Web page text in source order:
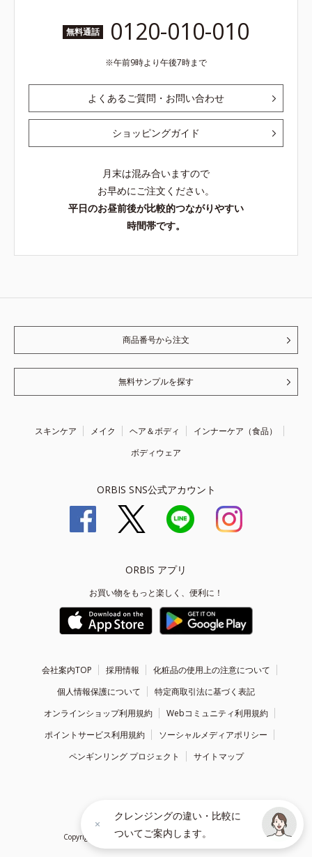
無料通話 0120-010-010
午前9時より午後7時まで
よくあるご質問・お問い合わせ
ショッピングガイド
月末は混み合いますので
お早めにご注文ください。
平日のお昼前後が比較的つながりやすい
時間帯です。
商品番号から注文
無料サンプルを探す
スキンケア メイク ヘア＆ボディ
インナーケア（食品）
ボディウェア
ORBIS SNS公式アカウント
ORBIS アプリ
お買い物をもっと楽しく、便利に！
会社案内TOP 採用情報
化粧品の使用上の注意について
個人情報保護について
特定商取引法に基づく表記
オンラインショップ利用規約
Webコミュニティ利用規約
ポイントサービス利用規約
ソーシャルメディアポリシー
ペンギンリング プロジェクト
サイトマップ
Copyright © 1999 - 2026ORBIS Inc. All Rights Reserved.
クレンジングの違い・比較に
ついてご案内します。